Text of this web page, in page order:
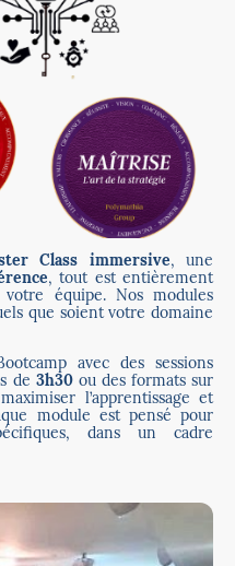
Class immersive, une
, tout est entièrement
équipe. Nos modules
que soient votre domaine
avec des sessions
de 3h30ou des formats sur
l’apprentissage et
module est pensé pour
dans un cadre